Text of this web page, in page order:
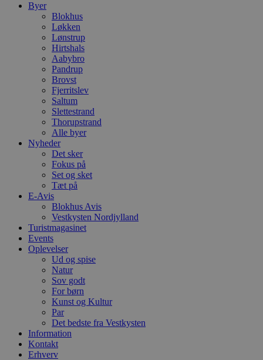
Byer
Blokhus
Løkken
Lønstrup
Hirtshals
Aabybro
Pandrup
Brovst
Fjerritslev
Saltum
Slettestrand
Thorupstrand
Alle byer
Nyheder
Det sker
Fokus på
Set og sket
Tæt på
E-Avis
Blokhus Avis
Vestkysten Nordjylland
Turistmagasinet
Events
Oplevelser
Ud og spise
Natur
Sov godt
For børn
Kunst og Kultur
Par
Det bedste fra Vestkysten
Information
Kontakt
Erhverv